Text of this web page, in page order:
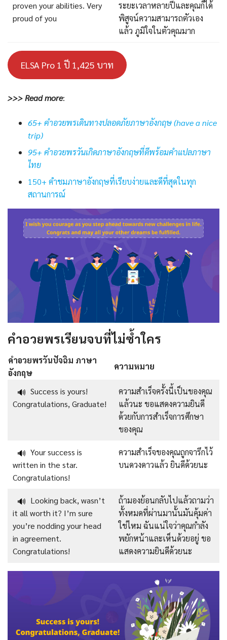
proven your abilities. Very
proud of you
ระยะเวลาหลายปีและคุณก็ได้
พิสูจน์ความสามารถตัวเอง
แล้ว ภูมิใจในตัวคุณมาก
ELSA Pro 1 ปี 1,425 บาท
>>> Read more:
65+ คำอวยพรเดินทางปลอดภัยภาษาอังกฤษ (have a nice
trip)
95+ คำอวยพรวันเกิดภาษาอังกฤษที่ดีพร้อมคำแปลภาษา
ไทย
150+ คำชมภาษาอังกฤษที่เรียบง่ายและดีที่สุดในทุก
สถานการณ์
คำอวยพรเรียนจบที่ไม่ซ้ำใคร
คําอวยพรวันปัจฉิม ภาษา
อังกฤษ
ความหมาย
🔊 Success is yours!
Congratulations, Graduate!
ความสำเร็จครั้งนี้เป็นของคุณ
แล้วนะ ขอแสดงความยินดี
ด้วยกับการสำเร็จการศึกษา
ของคุณ
🔊 Your success is
written in the star.
Congratulations!
ความสำเร็จของคุณถูกจารึกไว้
บนดวงดาวแล้ว ยินดีด้วยนะ
🔊 Looking back, wasn’t
it all worth it? I’m sure
you’re nodding your head
in agreement.
Congratulations!
ถ้ามองย้อนกลับไปแล้วถามว่า
ทั้งหมดที่ผ่านมานั้นมันคุ้มค่า
ใช่ไหม ฉันแน่ใจว่าคุณกำลัง
พยักหน้าและเห็นด้วยอยู่ ขอ
แสดงความยินดีด้วยนะ